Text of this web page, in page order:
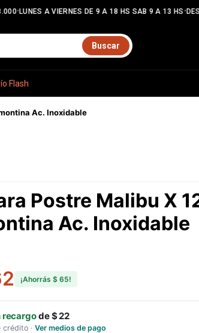
•LUNES A VIERNES DE 9 A 18 HS SAB 9 A 13 HS•
Buscar
Flash
Ac. Inoxidable
Postre Malibu X
Ac. Inoxidable
¡Ahorrás $ 65!
recargode$ 22
crédito · Ver medios de pago